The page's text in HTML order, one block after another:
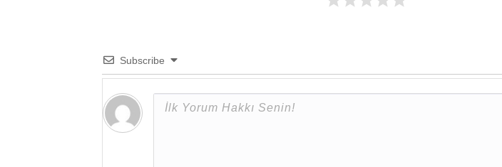
Subscribe